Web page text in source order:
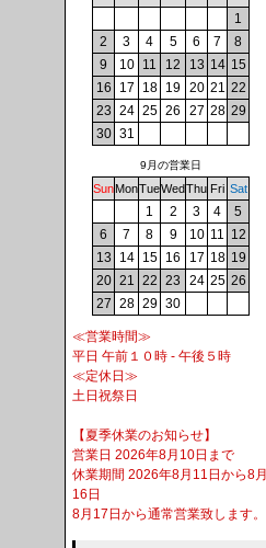
1
2
3 4 5 6 7
8
9
10 11 12 13 14 15
16
17 18 19 20 21 22
23 24 25 26 27 28 29
30 31
9月の営業日
SunMonTueWedThu Fri Sat
1 2 3 4
5
6
7 8 9 10 11 12
13
14 15 16 17 18 19
20 21 22 23 24 25 26
27 28 29 30
≪営業時間≫
平日 午前１０時 - 午後５時
≪定休日≫
土日祝祭日
【夏季休業のお知らせ】
営業日 2026年8月10日まで
休業期間 2026年8月11日から8月
16日
8月17日から通常営業致します。